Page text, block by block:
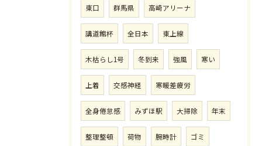
東口 群馬県 高崎アリーナ
講道館杯 全日本 東上線
木枯らし1号 冬到来 強風 寒い
上着 交感神経 寒暖差疲労
全身倦怠感 みずほ駅 大掃除 年末
整理整頓 荷物 腕時計 ゴミ